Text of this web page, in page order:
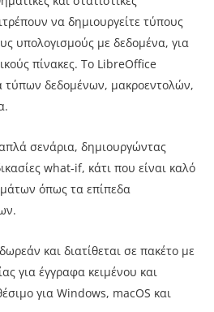
να δημιουργείτε τύπους
υπολογισμούς με δεδομένα, για
πίνακες. Το LibreOffice
τύπων δεδομένων, μακροεντολών,
σενάρια, δημιουργώντας
what-if, κάτι που είναι καλό
όπως τα επίπεδα
και διατίθεται σε πακέτο με
για έγγραφα κειμένου και
για Windows, macOS και